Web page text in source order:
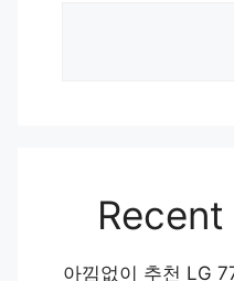
아낌없이 추천 LG